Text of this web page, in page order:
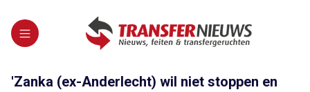
'Zanka (ex-Anderlecht) wil niet stoppen en